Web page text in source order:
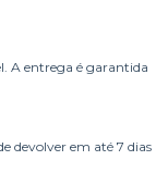
A entrega é garantida
devolver em até 7 dias